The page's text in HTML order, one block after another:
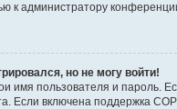
к администратору
но не могу войти!
имя пользователя и пароль.
Если включена поддержка